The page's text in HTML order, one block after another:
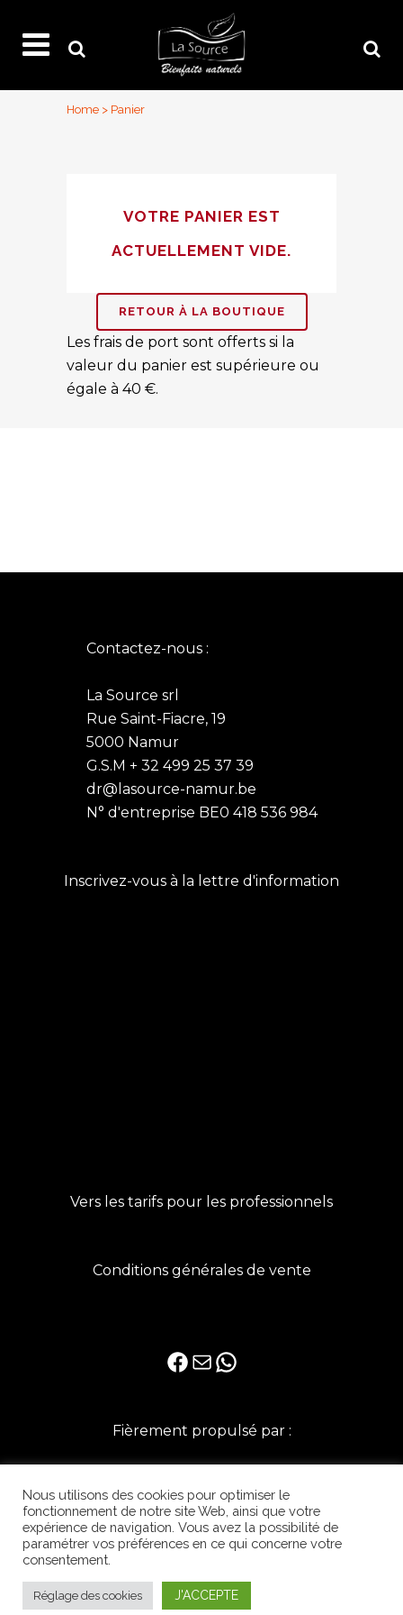
Home > Panier
VOTRE PANIER EST
ACTUELLEMENT VIDE.
RETOUR À LA BOUTIQUE
Les frais de port sont offerts si la
valeur du panier est supérieure ou
égale à 40 €.
Contactez-nous :
La Source srl
Rue Saint-Fiacre, 19
5000 Namur
G.S.M + 32 499 25 37 39
dr@lasource-namur.be
N° d'entreprise BE0 418 536 984
Inscrivez-vous à la lettre d'information
Vers les tarifs pour les professionnels
Conditions générales de vente
Facebook
E-mailWhatsApp
Fièrement propulsé par :
Nous utilisons des cookies pour optimiser le
fonctionnement de notre site Web, ainsi que votre
expérience de navigation. Vous avez la possibilité de
paramétrer vos préférences en ce qui concerne votre
consentement.
Réglage des cookies J'ACCEPTE